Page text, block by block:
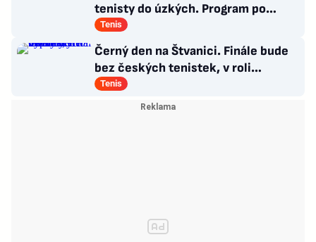
tenisty do úzkých. Program po
Wimbledonu mnohé z nich nepotěší
Tenis
Černý den na Štvanici. Finále bude
bez českých tenistek, v roli
favoritek vypadly
Tenis